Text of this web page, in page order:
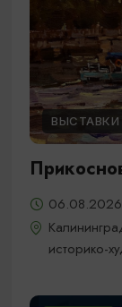
ВЫСТАВКИ
историко-